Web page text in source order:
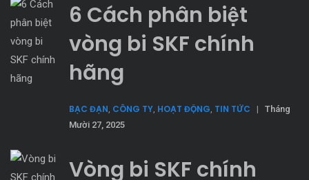
6 Cách phân biệt
vòng bi SKF chính
hãng
BẠC ĐẠN, CÔNG TY, HOẠT ĐỘNG, TIN TỨC |
Tháng
Mười 27, 2025
Vòng bi SKF chính